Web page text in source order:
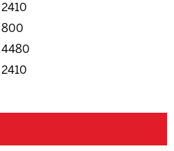
2410
800
4480
2410